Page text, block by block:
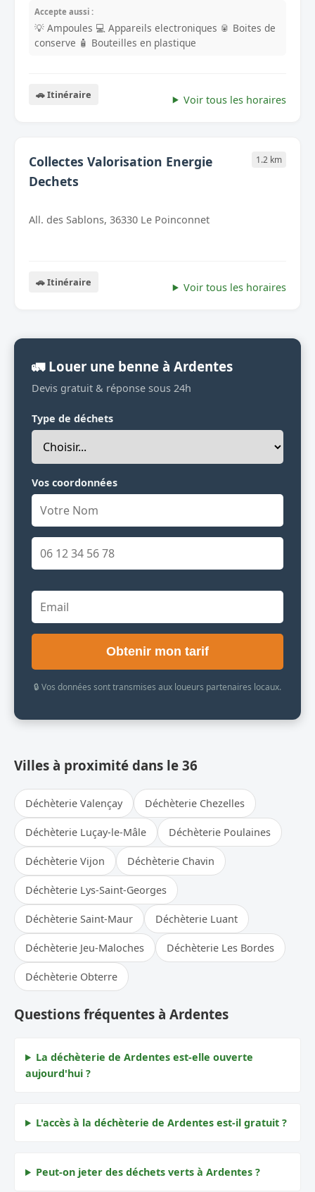
Accepte aussi :
💡 Ampoules 💻 Appareils electroniques 🥫 Boites de
conserve 🧴 Bouteilles en plastique
🚗 Itinéraire Voir tous les horaires
Collectes Valorisation Energie
Dechets
1.2 km
All. des Sablons, 36330 Le Poinconnet
🚗 Itinéraire Voir tous les horaires
🚛 Louer une benne à Ardentes
Devis gratuit & réponse sous 24h
Type de déchets
Vos coordonnées
Obtenir mon tarif
🔒 Vos données sont transmises aux loueurs partenaires locaux.
Villes à proximité dans le 36
Déchèterie Valençay Déchèterie Chezelles
Déchèterie Luçay-le-Mâle Déchèterie Poulaines
Déchèterie Vijon Déchèterie Chavin
Déchèterie Lys-Saint-Georges
Déchèterie Saint-Maur Déchèterie Luant
Déchèterie Jeu-Maloches Déchèterie Les Bordes
Déchèterie Obterre
Questions fréquentes à Ardentes
La déchèterie de Ardentes est-elle ouverte
aujourd'hui ?
L'accès à la déchèterie de Ardentes est-il gratuit ?
Peut-on jeter des déchets verts à Ardentes ?